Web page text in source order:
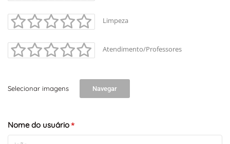
Limpeza
Atendimento/Professores
Selecionar imagens Navegar
Nome do usuário*